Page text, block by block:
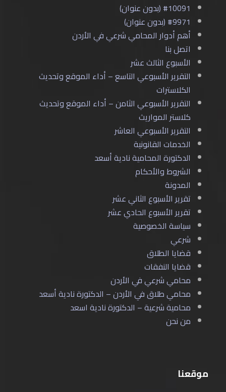
#10091 (بدون عنوان)
#9971 (بدون عنوان)
أهم أدوار المحامي شرعي في الأردن
اتصل بنا
الأسبوع الثالث عشر
التقرير الأسبوعي التاسع – أداء الموقع وتحديث
الكلاسترات
التقرير الأسبوعي الثامن – أداء الموقع وتحديث
كلاستر المواريث
التقرير الأسبوعي العاشر
الخدمات القانونية
الدكتورة المحامية نادية أسعد
الشروط والأحكام
المدونة
تقرير الأسبوع الثاني عشر
تقرير الأسبوع الحادي عشر
سياسة الخصوصية
شرعي
قضايا الطلاق
قضايا النفقات
محامي شرعي في الأردن
محامي طلاق في الأردن – الدكتورة نادية أسعد
محامية شرعية – الدكتورة نادية اسعد
من نحن
موقعنا